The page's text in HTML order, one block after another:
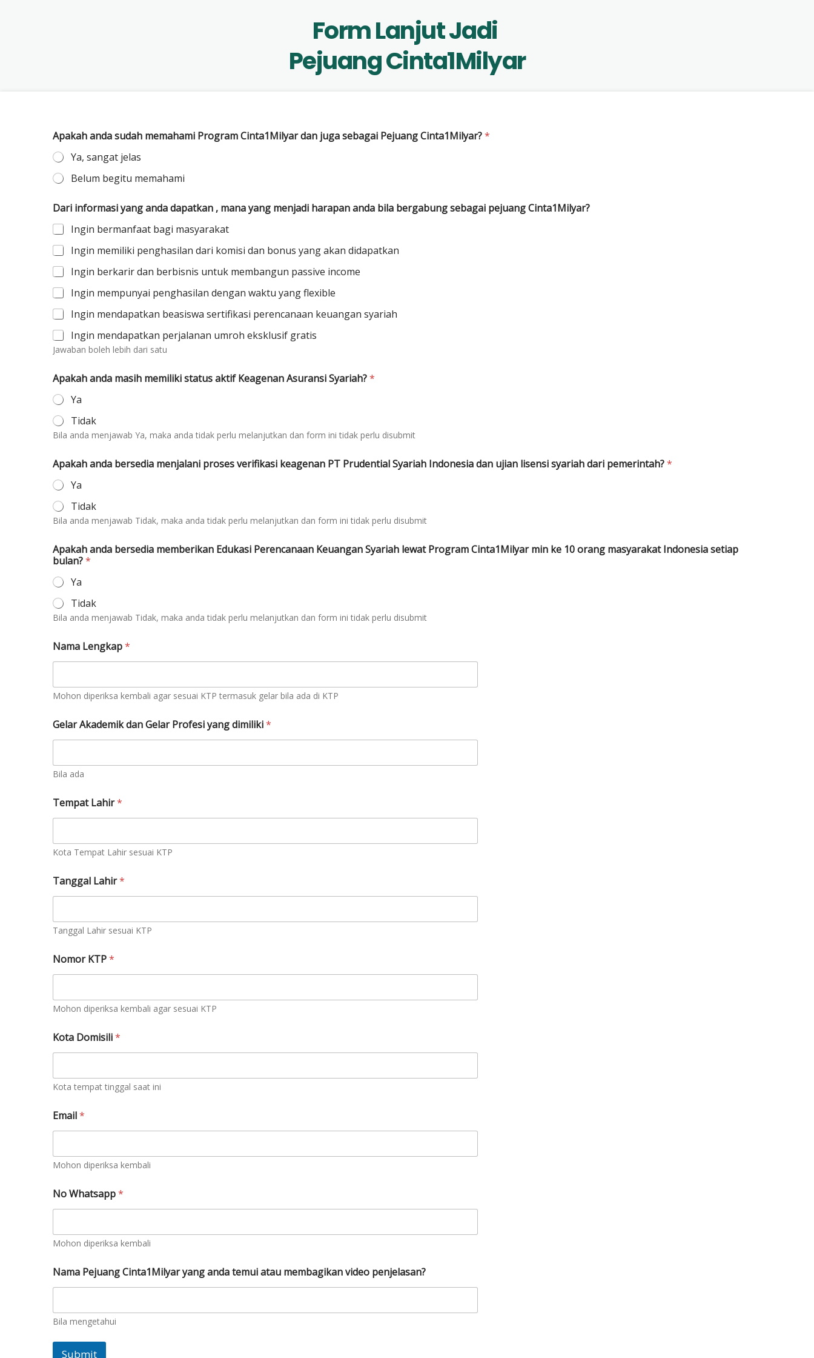
Form Lanjut Jadi
Pejuang Cinta1Milyar
Apakah anda sudah memahami Program Cinta1Milyar dan juga sebagai Pejuang Cinta1Milyar?*
Ya, sangat jelas
Belum begitu memahami
Dari informasi yang anda dapatkan , mana yang menjadi harapan anda bila bergabung sebagai pejuang Cinta1Milyar?
Ingin bermanfaat bagi masyarakat
Ingin memiliki penghasilan dari komisi dan bonus yang akan didapatkan
Ingin berkarir dan berbisnis untuk membangun passive income
Ingin mempunyai penghasilan dengan waktu yang flexible
Ingin mendapatkan beasiswa sertifikasi perencanaan keuangan syariah
Ingin mendapatkan perjalanan umroh eksklusif gratis
Jawaban boleh lebih dari satu
Apakah anda masih memiliki status aktif Keagenan Asuransi Syariah?*
Ya
Tidak
Bila anda menjawab Ya, maka anda tidak perlu melanjutkan dan form ini tidak perlu disubmit
Apakah anda bersedia menjalani proses verifikasi keagenan PT Prudential Syariah Indonesia dan ujian lisensi syariah dari pemerintah?*
Ya
Tidak
Bila anda menjawab Tidak, maka anda tidak perlu melanjutkan dan form ini tidak perlu disubmit
Apakah anda bersedia memberikan Edukasi Perencanaan Keuangan Syariah lewat Program Cinta1Milyar min ke 10 orang masyarakat Indonesia setiap
bulan?*
Ya
Tidak
Bila anda menjawab Tidak, maka anda tidak perlu melanjutkan dan form ini tidak perlu disubmit
Nama Lengkap*
Mohon diperiksa kembali agar sesuai KTP termasuk gelar bila ada di KTP
Gelar Akademik dan Gelar Profesi yang dimiliki*
Bila ada
Tempat Lahir*
Kota Tempat Lahir sesuai KTP
e
m
h
a
i
W
h
t
s
p
p
b
r
s
d
Tanggal Lahir*
Tanggal Lahir sesuai KTP
Nomor KTP*
Mohon diperiksa kembali agar sesuai KTP
Kota Domisili*
Kota tempat tinggal saat ini
Email*
Mohon diperiksa kembali
No Whatsapp*
Mohon diperiksa kembali
Nama Pejuang Cinta1Milyar yang anda temui atau membagikan video penjelasan?
Bila mengetahui
Submit